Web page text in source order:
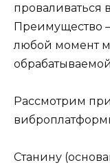
проваливаться
Преимущество
любой момент
Рассмотрим
Станину